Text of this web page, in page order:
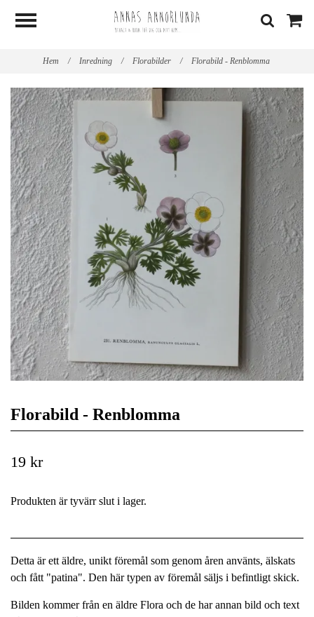
Hem / Inredning / Florabilder / Florabild - Renblomma
Florabild - Renblomma
19 kr
Produkten är tyvärr slut i lager.
Detta är ett äldre, unikt föremål som genom åren använts, älskats
och fått "patina". Den här typen av föremål säljs i befintligt skick.
Bilden kommer från en äldre Flora och de har annan bild och text